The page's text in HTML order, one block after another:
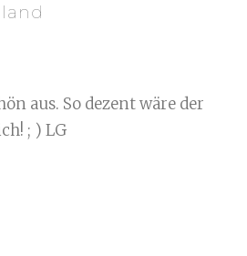
aus. So dezent wäre der
; ) LG